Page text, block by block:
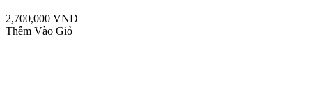
2,700,000 VND
Thêm Vào Giỏ